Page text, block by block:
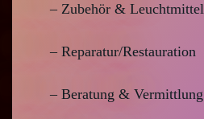
– Zubehör & Leuchtmittel
– Reparatur/Restauration
– Beratung & Vermittlung